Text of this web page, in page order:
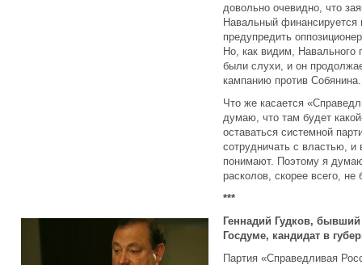
довольно очевидно, что
Навальный
предупредить
Но, как видим, Навального
были слухи, и он
кампанию против Собянина.
Что же касается
думаю, что там будет
оставаться системной
сотрудничать с властью, и
понимают. Поэтому я
расколов, скорее всего, не
***
Геннадий Гудков,
Госдуме, кандидат в
Партия «Справедливая